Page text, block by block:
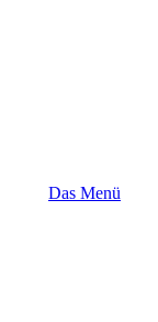
Das Menü